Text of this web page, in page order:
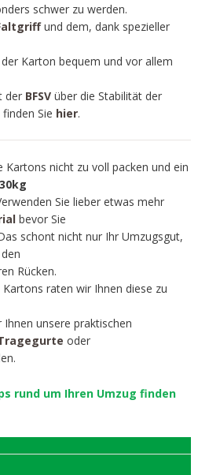
schwer zu werden.
und dem, dank spezieller
Karton bequem und vor allem
der BFSV über die Stabilität der
Sie hier.
Kartons nicht zu voll packen und ein
30kg
Sie lieber etwas mehr
bevor Sie
schont nicht nur Ihr Umzugsgut,
Rücken.
raten wir Ihnen diese zu
unsere praktischen
oder
rund um Ihren Umzug finden